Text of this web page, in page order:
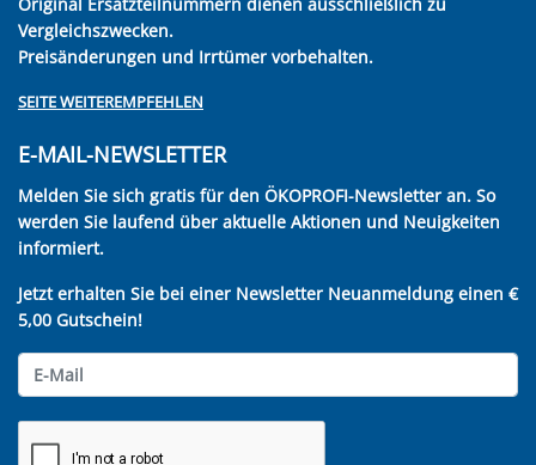
Vergleichszwecken.
Preisänderungen und Irrtümer vorbehalten.
SEITE WEITEREMPFEHLEN
E-MAIL-NEWSLETTER
Melden Sie sich gratis für den ÖKOPROFI-Newsletter an. So
werden Sie laufend über aktuelle Aktionen und Neuigkeiten
informiert.
Jetzt erhalten Sie bei einer Newsletter Neuanmeldung einen €
5,00 Gutschein!